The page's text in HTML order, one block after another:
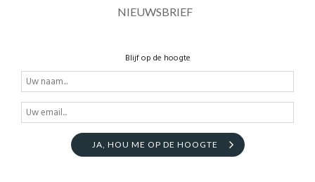
NIEUWSBRIEF
Blijf op de hoogte
JA, HOU ME OP DE HOOGTE